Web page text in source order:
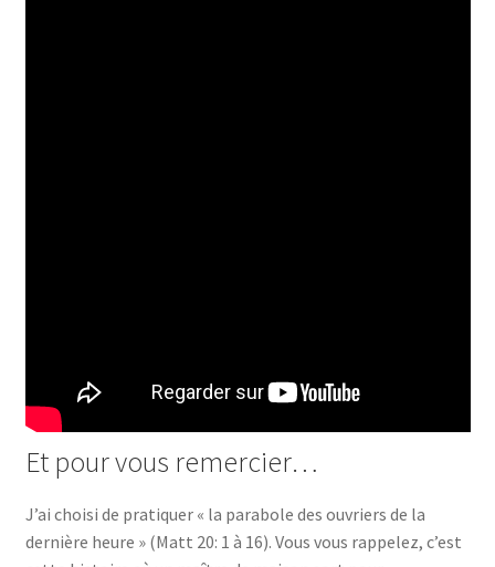
Et pour vous remercier…
J’ai choisi de pratiquer « la parabole des ouvriers de la
dernière heure » (Matt 20: 1 à 16). Vous vous rappelez, c’est